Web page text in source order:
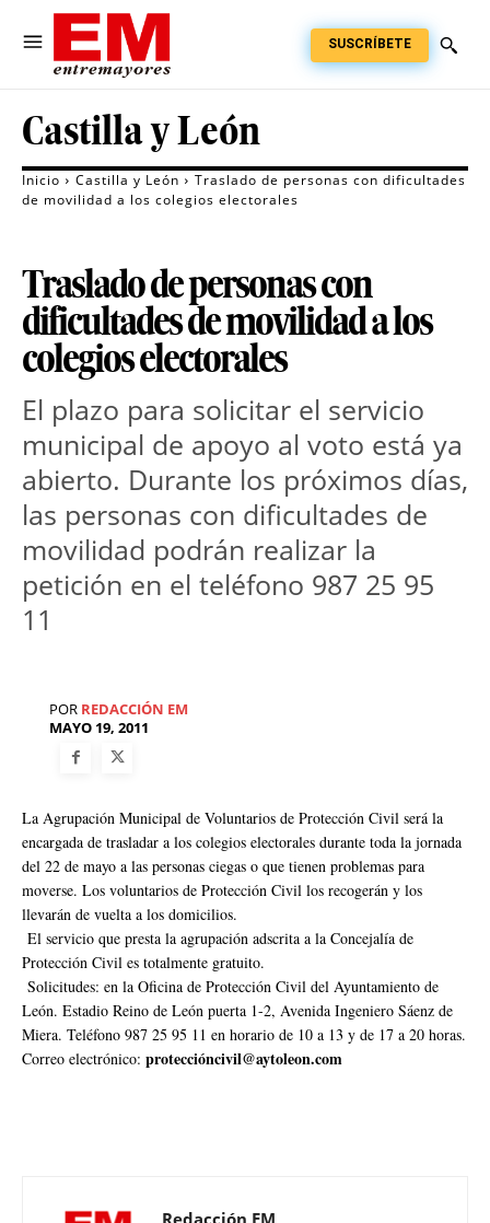
SUSCRÍBETE
Castilla y León
Inicio Castilla y León
Traslado de personas con dificultades
de movilidad a los colegios electorales
Traslado de personas con
dificultades de movilidad a los
colegios electorales
El plazo para solicitar el servicio
municipal de apoyo al voto está ya
abierto. Durante los próximos días,
las personas con dificultades de
movilidad podrán realizar la
petición en el teléfono 987 25 95
11
POR REDACCIÓN EM
MAYO 19, 2011
La Agrupación Municipal de Voluntarios de Protección Civil será la
encargada de trasladar a los colegios electorales durante toda la jornada
del 22 de mayo a las personas ciegas o que tienen problemas para
moverse. Los voluntarios de Protección Civil los recogerán y los
llevarán de vuelta a los domicilios.
El servicio que presta la agrupación adscrita a la Concejalía de
Protección Civil es totalmente gratuito.
Solicitudes: en la Oficina de Protección Civil del Ayuntamiento de
León. Estadio Reino de León puerta 1-2, Avenida Ingeniero Sáenz de
Miera. Teléfono 987 25 95 11 en horario de 10 a 13 y de 17 a 20 horas.
Correo electrónico: proteccióncivil@aytoleon.com
Redacción EM